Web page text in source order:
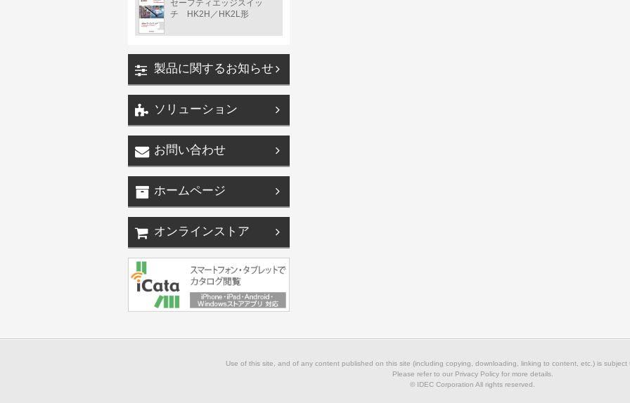
セーフティエッジスイッ
チ HK2H／HK2L形
製品に関するお知らせ
ソリューション
お問い合わせ
ホームページ
オンラインストア
Use of this site, and of any content published on this site (including copying, downloading, linking to content, etc.) is subject
Please refer to our Privacy Policy for more details.
© IDEC Corporation All rights reserved.